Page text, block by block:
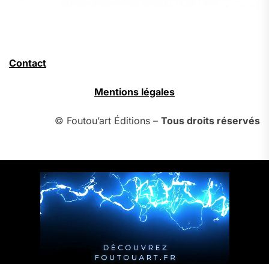
Contact
Mentions légales
© Foutou’art Éditions – Tous droits réservés